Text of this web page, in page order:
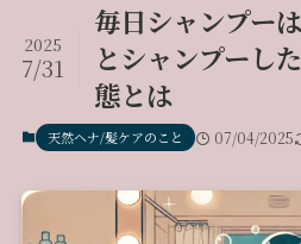
毎日シャンプー
とシャンプーし
態とは
2025
7/31
天然ヘナ/髪ケアのこと 07/04/2025